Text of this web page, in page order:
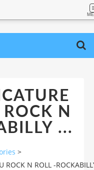
N
...
>
ROCK N ROLL -